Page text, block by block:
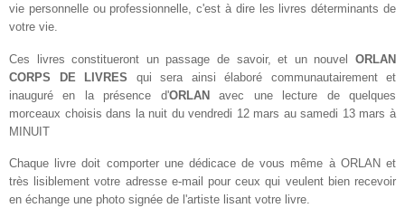
vie personnelle ou professionnelle, c'est à dire les livres déterminants de
votre vie.
Ces livres constitueront un passage de savoir, et un nouvel ORLAN
CORPS DE LIVRES qui sera ainsi élaboré communautairement et
inauguré en la présence d'ORLANavec une lecture de quelques
morceaux choisis dans la nuit du vendredi 12 mars au samedi 13 mars à
MINUIT
Chaque livre doit comporter une dédicace de vous même à ORLAN et
très lisiblement votre adresse e-mail pour ceux qui veulent bien recevoir
en échange une photo signée de l'artiste lisant votre livre.